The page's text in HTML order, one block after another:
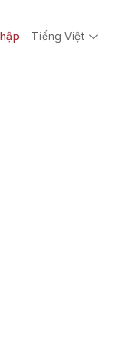
Tiếng Việt